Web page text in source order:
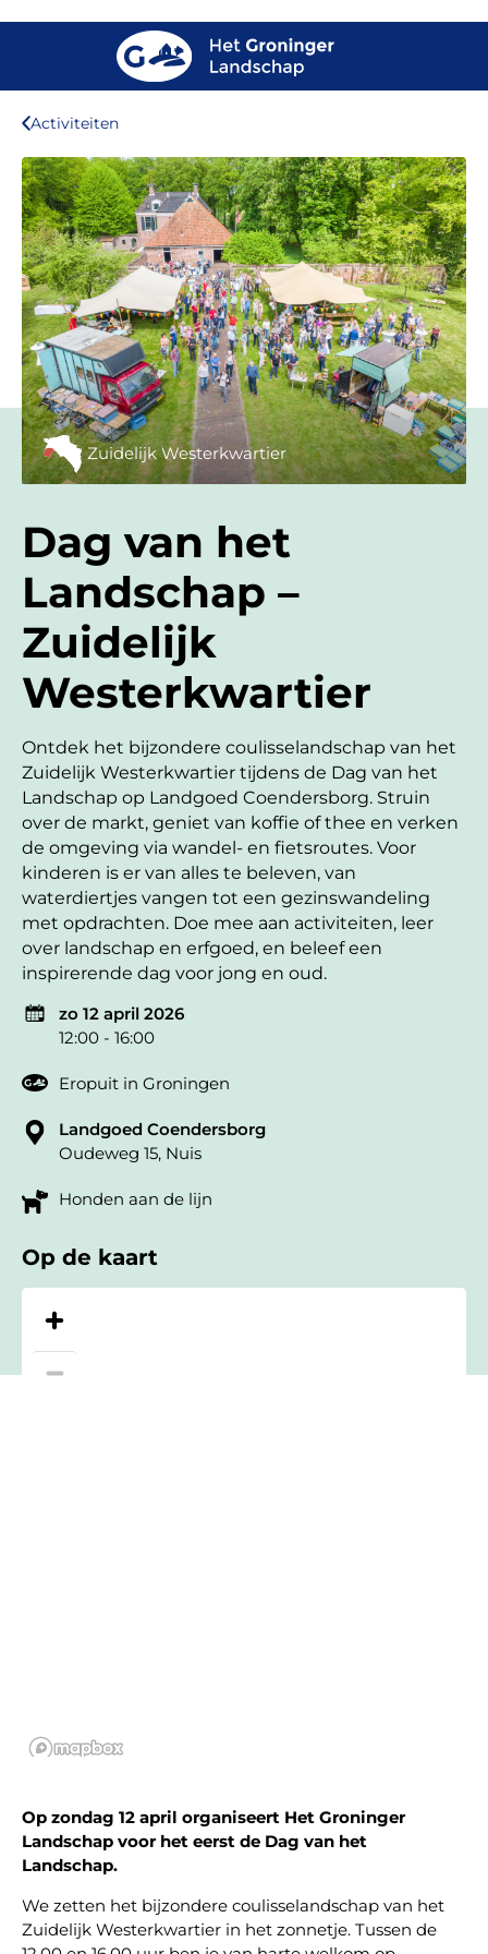
Activiteiten
Zuidelijk Westerkwartier
Dag van het
Landschap –
Zuidelijk
Westerkwartier
Ontdek het bijzondere coulisselandschap van het
Zuidelijk Westerkwartier tijdens de Dag van het
Landschap op Landgoed Coendersborg. Struin
over de markt, geniet van koffie of thee en verken
de omgeving via wandel- en fietsroutes. Voor
kinderen is er van alles te beleven, van
waterdiertjes vangen tot een gezinswandeling
met opdrachten. Doe mee aan activiteiten, leer
over landschap en erfgoed, en beleef een
inspirerende dag voor jong en oud.
zo 12 april 2026
12:00 - 16:00
Eropuit in Groningen
Landgoed Coendersborg
Oudeweg 15, Nuis
Honden aan de lijn
Op de kaart
Op zondag 12 april organiseert Het Groninger
Landschap voor het eerst de Dag van het
Landschap.
We zetten het bijzondere coulisselandschap van het
Zuidelijk Westerkwartier in het zonnetje. Tussen de